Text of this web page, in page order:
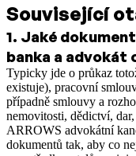
Související
1. Jaké
banka a advokát
Typicky jde o průkaz
existuje), pracovní
případně smlouvy a
nemovitosti, dědictví,
ARROWS advokátní
dokumentů tak, aby co